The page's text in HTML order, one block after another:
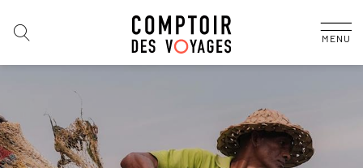
MENU